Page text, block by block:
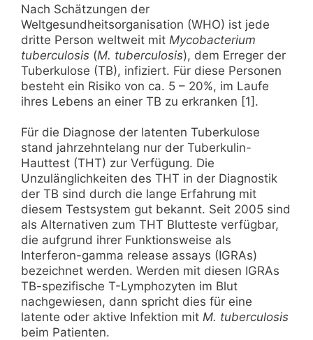
Nach Schätzungen der
Weltgesundheitsorganisation (WHO) ist jede
dritte Person weltweit mit Mycobacterium
tuberculosis (M. tuberculosis), dem Erreger der
Tuberkulose (TB), infiziert. Für diese Personen
besteht ein Risiko von ca. 5 – 20%, im Laufe
ihres Lebens an einer TB zu erkranken [1].
Für die Diagnose der latenten Tuberkulose
stand jahrzehntelang nur der Tuberkulin-
Hauttest (THT) zur Verfügung. Die
Unzulänglichkeiten des THT in der Diagnostik
der TB sind durch die lange Erfahrung mit
diesem Testsystem gut bekannt. Seit 2005 sind
als Alternativen zum THT Blutteste verfügbar,
die aufgrund ihrer Funktionsweise als
Interferon-gamma release assays (IGRAs)
bezeichnet werden. Werden mit diesen IGRAs
TB-spezifische T-Lymphozyten im Blut
nachgewiesen, dann spricht dies für eine
latente oder aktive Infektion mit M. tuberculosis
beim Patienten.